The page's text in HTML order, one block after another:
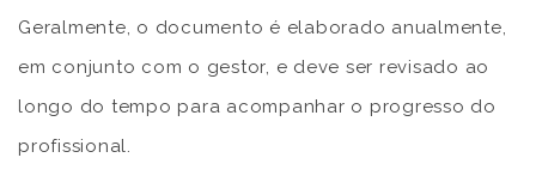
Geralmente, o documento é elaborado anualmente,
em conjunto com o gestor, e deve ser revisado ao
longo do tempo para acompanhar o progresso do
profissional.